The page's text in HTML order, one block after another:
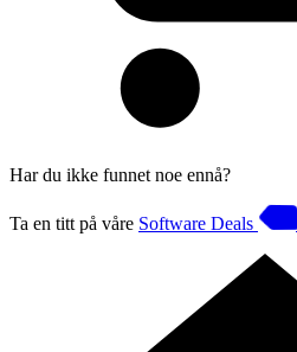
Har du ikke funnet noe ennå?
Ta en titt på våre Software Deals